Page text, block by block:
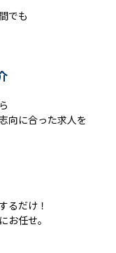
でも
向に合った求人を
るだけ！
お任せ。